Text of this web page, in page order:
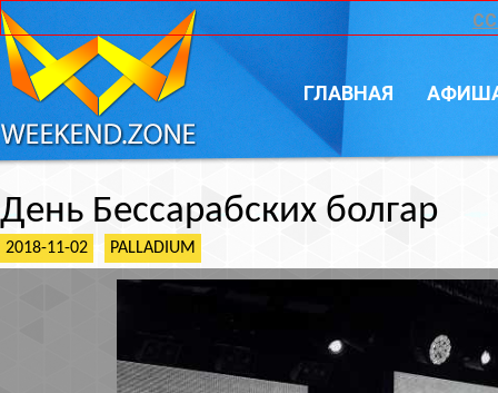
ГЛАВНАЯ
День Бессарабских болгар
2018-11-02 PALLADIUM